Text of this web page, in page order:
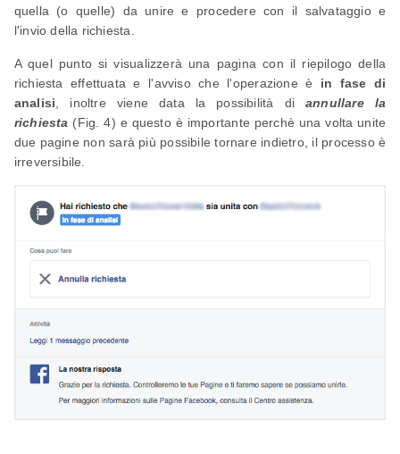
quella (o quelle) da unire e procedere con il salvataggio e
l'invio della richiesta.
A quel punto si visualizzerà una pagina con il riepilogo della
richiesta effettuata e l'avviso che l'operazione è in fase di
analisi, inoltre viene data la possibilità di annullare la
richiesta (Fig. 4) e questo è importante perchè una volta unite
due pagine non sarà più possibile tornare indietro, il processo è
irreversibile.